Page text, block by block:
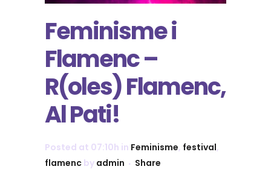
Feminisme i
Flamenc –
R(oles) Flamenc,
Al Pati!
Posted at 07:10h in Feminisme, festival,
flamenc by admin Share